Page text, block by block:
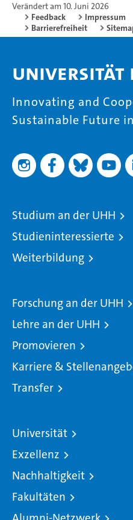
Verändert am 10. Juni 2026
Feedback
Impressum
Barrierefreiheit
Universität
Innovating and
Sustainable Future
Studium an der UHH
Studieninteressierte
Weiterbildung
Forschung an der UHH
Lehre an der UHH
Promovieren
Karriere &
Transfer
Universität
Exzellenz
Nachhaltigkeit
Fakultäten